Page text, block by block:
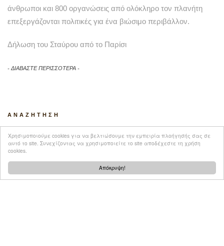
Απόκρυψη!
Χρησιμοποιούμε cookies για να βελτιώσουμε την εμπειρία πλοήγησής σας σε
αυτό το site. Συνεχίζοντας να χρησιμοποιείτε το site αποδέχεστε τη χρήση
cookies.
άνθρωποι και 800 οργανώσεις από ολόκληρο τον πλανήτη
επεξεργάζονται πολιτικές για ένα βιώσιμο περιβάλλον.
Δήλωση του Σταύρου από το Παρίσι
ΔΙΑΒΑΣΤΕ ΠΕΡΙΣΣΟΤΕΡΑ
ANAZHTHΣΗ